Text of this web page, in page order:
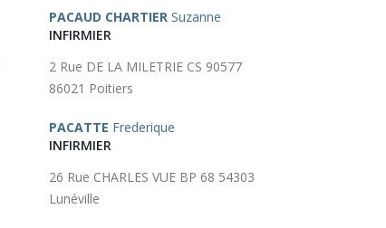
PACAUD CHARTIER Suzanne
INFIRMIER
2 Rue DE LA MILETRIE CS 90577
86021 Poitiers
PACATTE Frederique
INFIRMIER
26 Rue CHARLES VUE BP 68 54303
Lunéville